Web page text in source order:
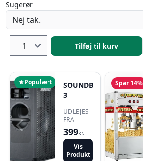
Sugerør
Tilføj til kurv
Populært
SOUNDBOKS
3
UDLEJES
FRA
399kr.
Vis
Produkt
Spar 14%